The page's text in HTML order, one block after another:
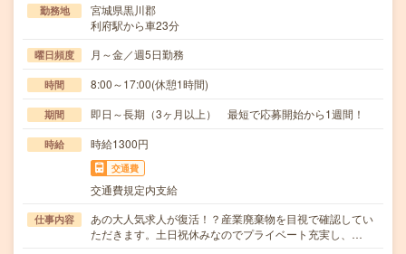
勤務地
宮城県黒川郡
利府駅から車23分
曜日頻度 月～金／週5日勤務
時間 8:00～17:00(休憩1時間)
期間 即日～長期（3ヶ月以上） 最短で応募開始から1週間！
時給 時給1300円
交通費
交通費規定内支給
仕事内容
あの大人気求人が復活！？産業廃棄物を目視で確認してい
ただきます。土日祝休みなのでプライベート充実し、…